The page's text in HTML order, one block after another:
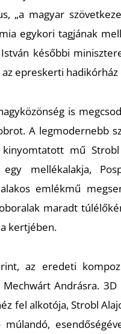
„a magyar
egykori tagjának
későbbi
az epreskerti
is
A legmodernebb
mű
mellékalakja,
emlékmű
maradt
kertjében.
az eredeti
Andrásra.
fel alkotója, Strobl